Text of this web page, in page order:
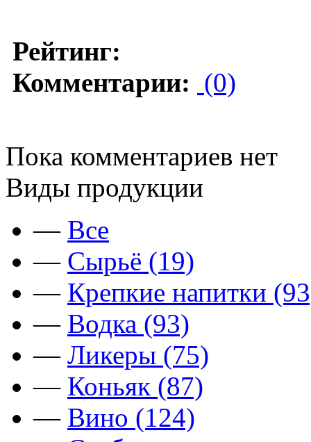
Рейтинг:
Комментарии: (0)
Пока комментариев нет
Виды продукции
— Все
— Сырьё (19)
— Крепкие напитки
— Водка (93)
— Ликеры (75)
— Коньяк (87)
— Вино (124)